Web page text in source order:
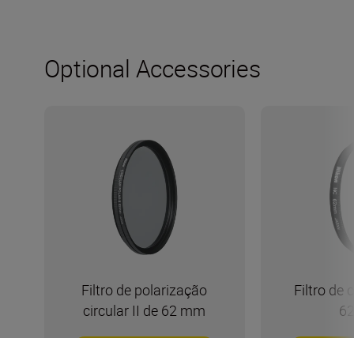
Optional Accessories
Filtro de polarização
circular II de 62 mm
Filtro de